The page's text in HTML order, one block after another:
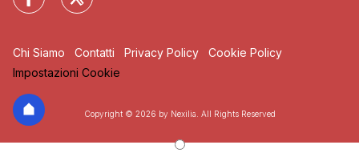
Chi Siamo Contatti Privacy Policy
Cookie Policy
Impostazioni Cookie
Copyright © 2026 by Nexilia. All Rights Reserved